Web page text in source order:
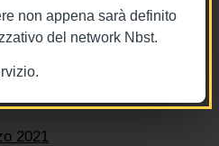
non appena sarà definito
del network Nbst.
marzo 2021
della regione toscana
2021